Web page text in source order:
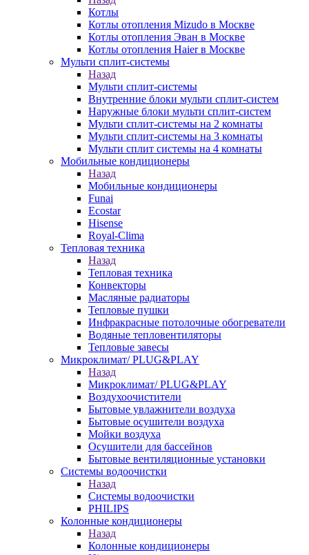
Котлы
Котлы отопления Mizudo в Москве
Котлы отопления Эван в Москве
Котлы отопления Haier в Москве
Мульти сплит-системы
Назад
Мульти сплит-системы
Внутренние блоки мульти сплит-систем
Наружные блоки мульти сплит-систем
Мульти сплит-системы на 2 комнаты
Мульти сплит-системы на 3 комнаты
Мульти сплит системы на 4 комнаты
Мобильные кондиционеры
Назад
Мобильные кондиционеры
Funai
Ecostar
Hisense
Royal-Clima
Тепловая техника
Назад
Тепловая техника
Конвекторы
Масляные радиаторы
Тепловые пушки
Инфракрасные потолочные обогреватели
Водяные тепловентиляторы
Тепловые завесы
Микроклимат/ PLUG&PLAY
Назад
Микроклимат/ PLUG&PLAY
Воздухоочистители
Бытовые увлажнители воздуха
Бытовые осушители воздуха
Мойки воздуха
Осушители для бассейнов
Бытовые вентиляционные установки
Системы водоочистки
Назад
Системы водоочистки
PHILIPS
Колонные кондиционеры
Назад
Колонные кондиционеры